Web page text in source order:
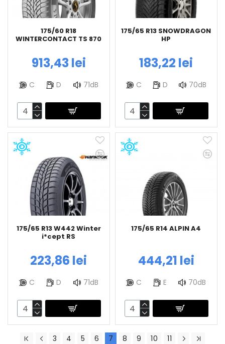
175/60 R18
WINTERCONTACT TS 870
913,43 lei
C D 71dB
175/65 R13 SNOWDRAGON
HP
183,22 lei
C D 70dB
175/65 R13 W442 Winter
i*cept RS
223,86 lei
C D 71dB
175/65 R14 ALPIN A4
444,21 lei
C E 70dB
3 4 5 6 7 8 9 10
11